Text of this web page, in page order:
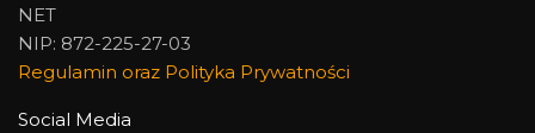
NET
NIP: 872-225-27-03
Regulamin oraz Polityka Prywatności
Social Media